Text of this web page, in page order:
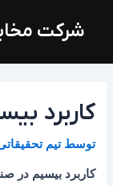
شرکت
کاربرد
توسطتیم
کاربرد بیسیم در